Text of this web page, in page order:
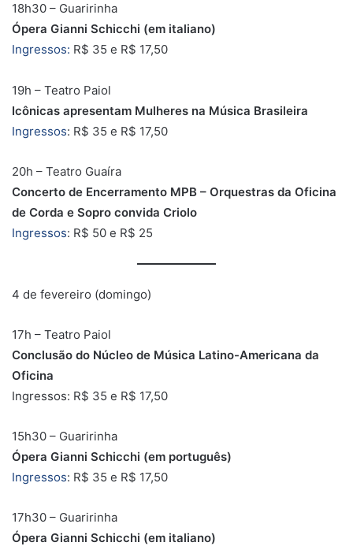
18h30 – Guaririnha
Ópera Gianni Schicchi (em italiano)
Ingressos: R$ 35 e R$ 17,50
19h – Teatro Paiol
Icônicas apresentam Mulheres na Música Brasileira
Ingressos: R$ 35 e R$ 17,50
20h – Teatro Guaíra
Concerto de Encerramento MPB – Orquestras da Oficina
de Corda e Sopro convida Criolo
Ingressos: R$ 50 e R$ 25
4 de fevereiro (domingo)
17h – Teatro Paiol
Conclusão do Núcleo de Música Latino-Americana da
Oficina
Ingressos: R$ 35 e R$ 17,50
15h30 – Guaririnha
Ópera Gianni Schicchi (em português)
Ingressos: R$ 35 e R$ 17,50
17h30 – Guaririnha
Ópera Gianni Schicchi (em italiano)